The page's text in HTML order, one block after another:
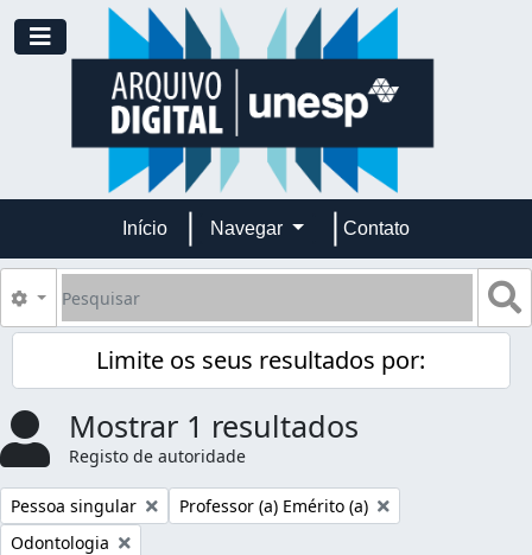
Skip to main content
Toggle navigation
Início Navegar Contato
Pesquisar
Opções de busca
Limite os seus resultados por:
Mostrar 1 resultados
Registo de autoridade
Remover filtro:
Pessoa singular Remover filtro:
Professor (a) Emérito (a)
Remover filtro:
Odontologia